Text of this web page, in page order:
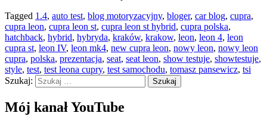
Tagged 1.4, auto test, blog motoryzacyjny, bloger, car blog, cupra,
cupra leon, cupra leon st, cupra leon st hybrid, cupra polska,
hatchback, hybrid, hybryda, kraków, krakow, leon, leon 4, leon
cupra st, leon IV, leon mk4, new cupra leon, nowy leon, nowy leon
cupra, polska, prezentacja, seat, seat leon, show testuje, showtestuje,
style, test, test leona cupry, test samochodu, tomasz pansewicz, tsi
Szukaj:
Mój kanał YouTube